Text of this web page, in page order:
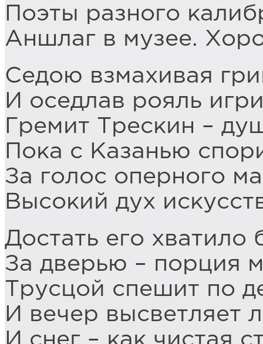
Поэты разного
Аншлаг в музее.
Седою взмахивая
И оседлав рояль
Гремит Трескин –
Пока с Казанью
За голос оперного
Высокий дух
Достать его хватило
За дверью – порция
Трусцой спешит по
И вечер высветляет
И снег – как чистая